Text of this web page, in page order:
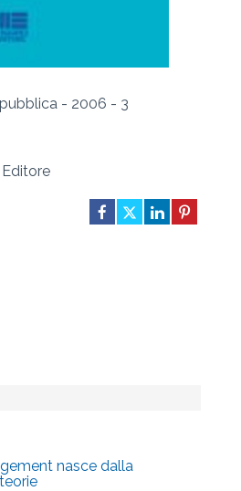
- 2006 - 3
nasce dalla